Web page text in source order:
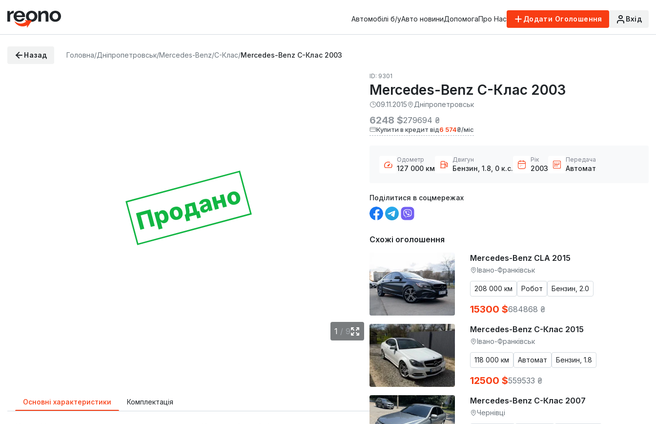
Автомобілі б/уАвто новиниДопомогаПро Нас Додати Оголошення Вхід
Назад Головна/Дніпропетровськ/Mercedes-Benz/C-Клас/Mercedes-Benz C-Клас 2003
Продано
1 / 9
Основні характеристики Комплектація
ID: 9301
Mercedes-Benz C-Клас 2003
09.11.2015 Дніпропетровськ
6248 $279694 ₴
Купити в кредит від6 574₴/міс
Одометр
127 000 км
Двигун
Бензин, 1.8, 0 к.с.
Рік
2003
Передача
Автомат
Поділитися в соцмережах
Схожі оголошення
Mercedes-Benz CLA 2015
Івано-Франківськ
208 000 км Робот Бензин, 2.0
15300 $684868 ₴
Mercedes-Benz C-Клас 2015
Івано-Франківськ
118 000 км Автомат Бензин, 1.8
12500 $559533 ₴
Mercedes-Benz C-Клас 2007
Чернівці